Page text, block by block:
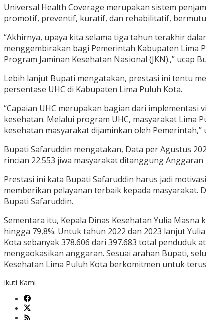
Universal Health Coverage merupakan sistem
promotif, preventif, kuratif, dan rehabilitatif,
“Akhirnya, upaya kita selama tiga tahun terakhir
menggembirakan bagi Pemerintah Kabupaten Lima
Program Jaminan Kesehatan Nasional (JKN).,” ucap
Lebih lanjut Bupati mengatakan, prestasi ini tentu
persentase UHC di Kabupaten Lima Puluh Kota.
“Capaian UHC merupakan bagian dari
kesehatan. Melalui program UHC, masyarakat Lima
kesehatan masyarakat dijaminkan oleh Pemerintah,”
Bupati Safaruddin mengatakan, Data per Agustus
rincian 22.553 jiwa masyarakat ditanggung
Prestasi ini kata Bupati Safaruddin harus jadi
memberikan pelayanan terbaik kepada masyarakat.
Bupati Safaruddin.
Sementara itu, Kepala Dinas Kesehatan Yulia
hingga 79,8%. Untuk tahun 2022 dan 2023 lanjut
Kota sebanyak 378.606 dari 397.683 total penduduk
mengaokasikan anggaran. Sesuai arahan Bupati,
Kesehatan Lima Puluh Kota berkomitmen untuk
Ikuti Kami